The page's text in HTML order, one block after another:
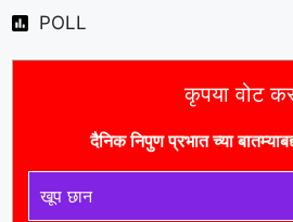
POLL
कृपया वोट
दैनिक निपुण प्रभात च्या
खूप छान